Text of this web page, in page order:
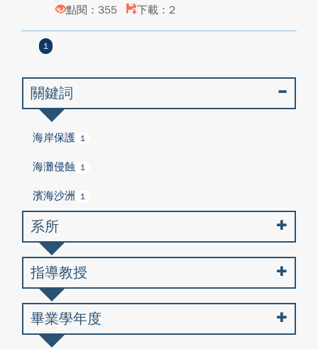
點閱：355
下載：2
1
關鍵詞
海岸保護 1
海灘侵蝕 1
濱海沙洲 1
系所
指導教授
畢業學年度